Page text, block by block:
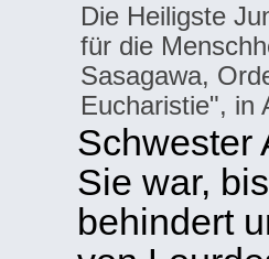
Die Heiligste
für die
Sasagawa,
Eucharistie", in
Schwester
Sie war,
behindert